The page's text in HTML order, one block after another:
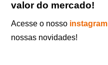
valor do mercado!
Acesse o nosso instagram
nossas novidades!